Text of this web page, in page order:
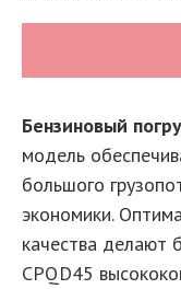
Бензиновый
модель
большого
экономики.
качества делают
CPQD45